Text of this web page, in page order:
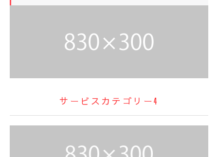
サービスカテゴリー4